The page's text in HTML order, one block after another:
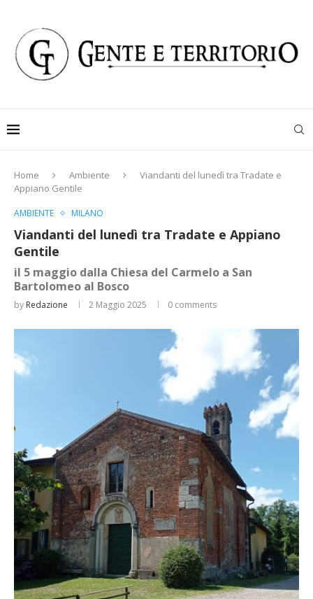
Home Ambiente
Viandanti del lunedì tra Tradate e
Appiano Gentile
AMBIENTE MILANO
Viandanti del lunedì tra Tradate e Appiano
Gentile
il 5 maggio dalla Chiesa del Carmelo a San
Bartolomeo al Bosco
by Redazione 2 Maggio 2025 0 comments